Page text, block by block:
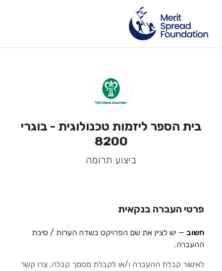
בית הספר ליזמות טכנולוגית - בוגרי
8200
ביצוע תרומה
פרטי העברה בנקאית
חשוב — יש לציין את שם הפרויקט בשדה הערות / סיבת
ההעברה.
לאישור קבלת ההעברה ו/או לקבלת מסמך קבלה, צרו קשר